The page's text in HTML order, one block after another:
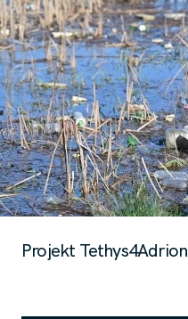
Projekt Tethys4Adrion